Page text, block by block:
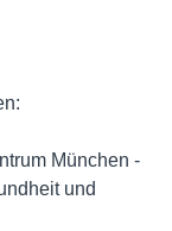
München -
und